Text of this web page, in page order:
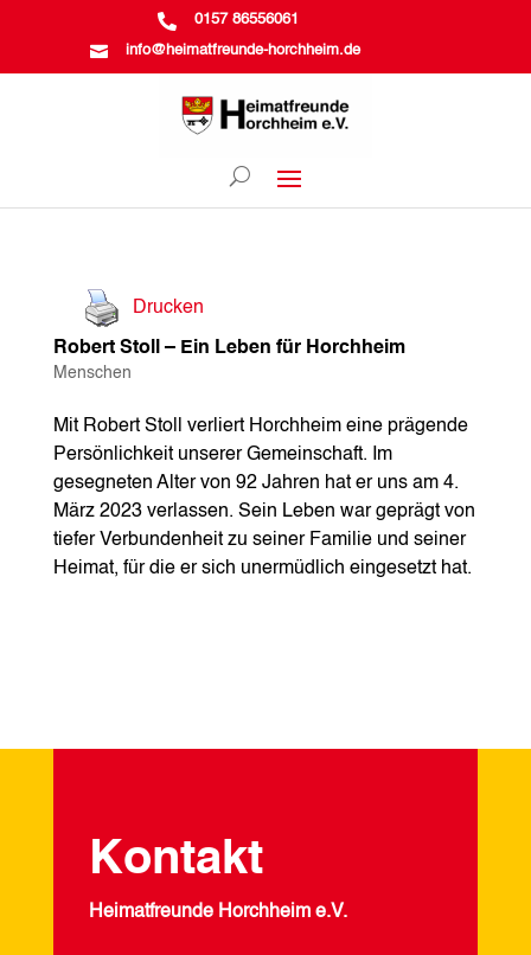
 0157 86556061
 info@heimatfreunde-horchheim.de
Drucken
Robert Stoll – Ein Leben für Horchheim
Menschen
Mit Robert Stoll verliert Horchheim eine prägende
Persönlichkeit unserer Gemeinschaft. Im
gesegneten Alter von 92 Jahren hat er uns am 4.
März 2023 verlassen. Sein Leben war geprägt von
tiefer Verbundenheit zu seiner Familie und seiner
Heimat, für die er sich unermüdlich eingesetzt hat.
Kontakt
Heimatfreunde Horchheim e.V.